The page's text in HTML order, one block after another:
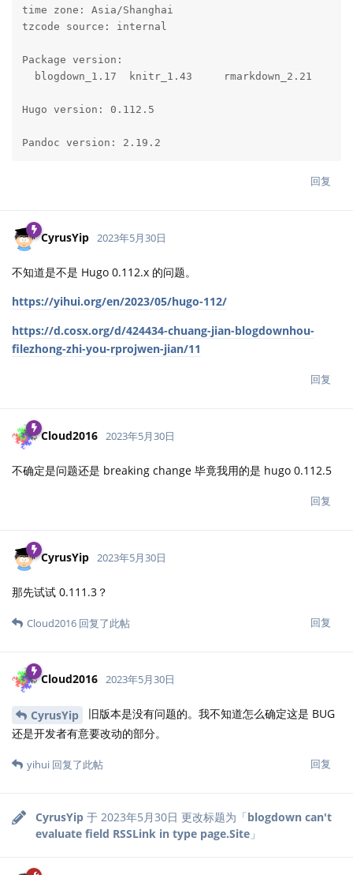
time zone: Asia/Shanghai
tzcode source: internal
Package version:
  blogdown_1.17  knitr_1.43     rmarkdown_2.21
Hugo version: 0.112.5
Pandoc version: 2.19.2
回复
CyrusYip 2023年5月30日
不知道是不是 Hugo 0.112.x 的问题。
https://yihui.org/en/2023/05/hugo-112/
https://d.cosx.org/d/424434-chuang-jian-blogdownhou-
filezhong-zhi-you-rprojwen-jian/11
回复
Cloud2016 2023年5月30日
不确定是问题还是 breaking change 毕竟我用的是 hugo 0.112.5
回复
CyrusYip 2023年5月30日
那先试试 0.111.3？
回复
Cloud2016 回复了此帖
Cloud2016 2023年5月30日
CyrusYip
旧版本是没有问题的。我不知道怎么确定这是 BUG
还是开发者有意要改动的部分。
回复
yihui 回复了此帖
CyrusYip 于 2023年5月30日 更改标题为「blogdown can't
evaluate field RSSLink in type page.Site 」